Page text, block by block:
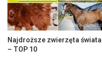
Najdroższe zwierzęta świata
– TOP 10